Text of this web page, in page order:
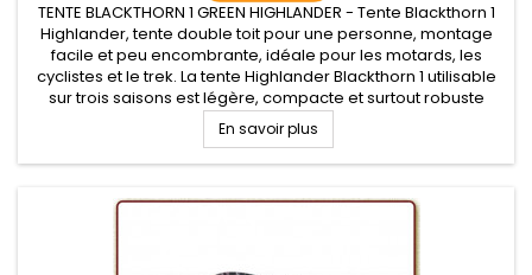
TENTE BLACKTHORN 1 GREEN HIGHLANDER - Tente Blackthorn 1
Highlander, tente double toit pour une personne, montage
facile et peu encombrante, idéale pour les motards, les
cyclistes et le trek. La tente Highlander Blackthorn 1 utilisable
sur trois saisons est légère, compacte et surtout robuste
avec un transport facilité avec son sac de compression.
En savoir plus